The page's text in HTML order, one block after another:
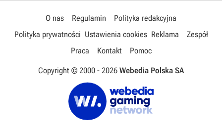
O nas Regulamin
Polityka redakcyjna
Polityka prywatności Ustawienia cookies Reklama
Zespół
Praca
Kontakt Pomoc
Copyright © 2000 - 2026 Webedia Polska SA